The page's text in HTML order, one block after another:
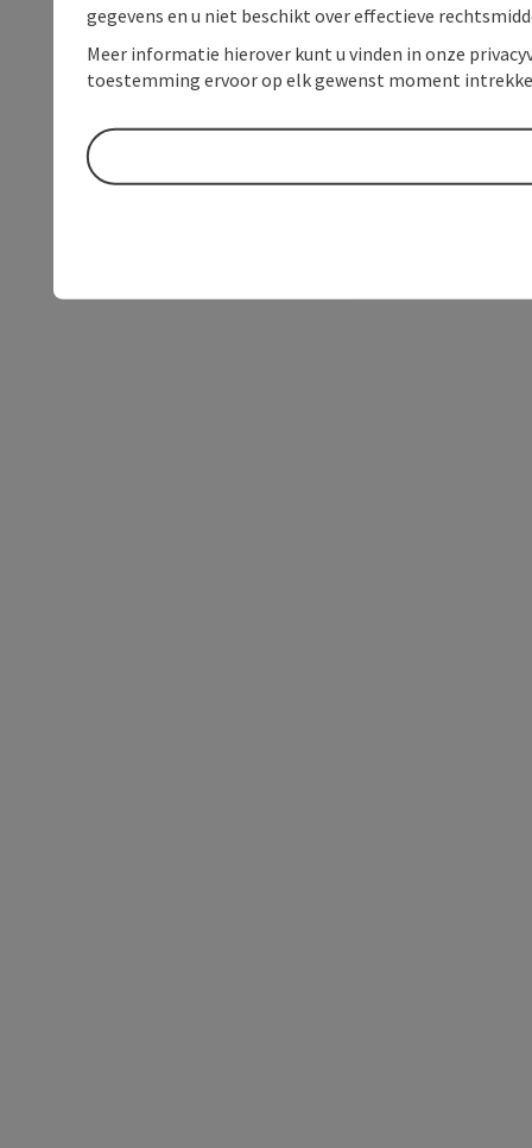
gegevens en u niet beschikt over effectieve
Meer informatie hierover kunt u vinden in onze
toestemming ervoor op elk gewenst moment